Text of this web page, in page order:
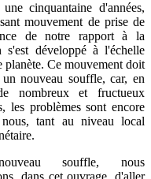
cinquantaine d'années,
mouvement de prise de
de notre rapport à la
s'est développé à l'échelle
planète. Ce mouvement doit
nouveau souffle, car, en
nombreux et fructueux
les problèmes sont encore
nous, tant au niveau local
souffle, nous
dans cet ouvrage, d'aller